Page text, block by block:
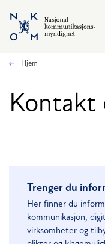
Hopp til hovedinnhold
Hjem
Kontakt
Trenger du
Her finner du
kommunikasjon,
virksomheter og